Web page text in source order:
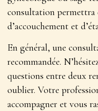
consultation permettra
d’accouchement et
En général, une
recommandée.
questions entre deux
oublier. Votre
accompagner et vous